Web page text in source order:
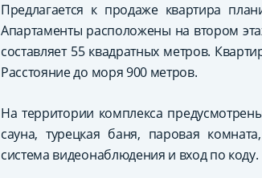
Предлагается к продаже квартира
Апартаменты расположены на втором
составляет 55 квадратных метров.
Расстояние до моря 900 метров.
На территории комплекса
сауна, турецкая баня, паровая
система видеонаблюдения и вход по коду.